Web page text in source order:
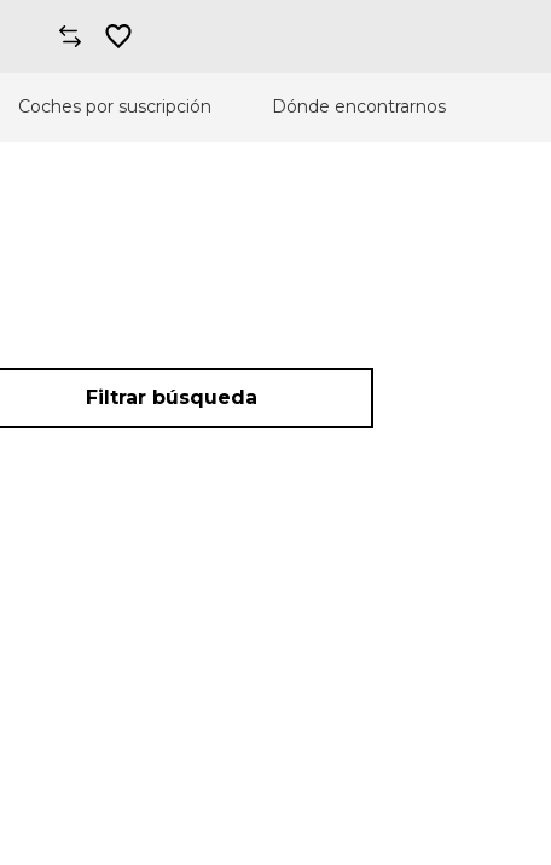
Coches por suscripción Dónde encontrarnos
Filtrar búsqueda